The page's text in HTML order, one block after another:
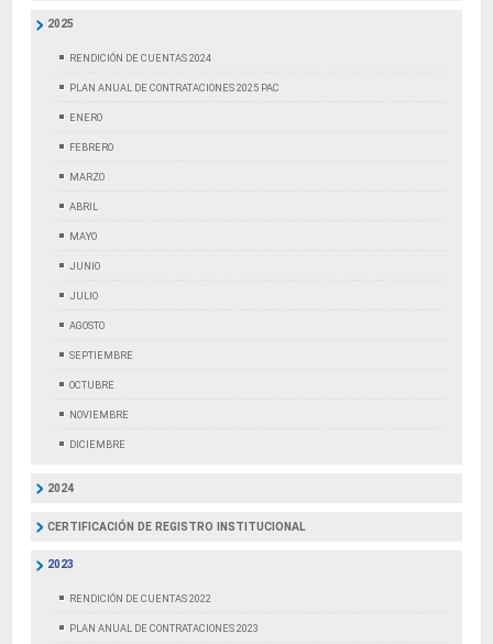
2025
RENDICIÓN DE CUENTAS 2024
PLAN ANUAL DE CONTRATACIONES 2025 PAC
ENERO
FEBRERO
MARZO
ABRIL
MAYO
JUNIO
JULIO
AGOSTO
SEPTIEMBRE
OCTUBRE
NOVIEMBRE
DICIEMBRE
2024
CERTIFICACIÓN DE REGISTRO INSTITUCIONAL
2023
RENDICIÓN DE CUENTAS 2022
PLAN ANUAL DE CONTRATACIONES 2023